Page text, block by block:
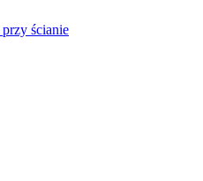
przy ścianie